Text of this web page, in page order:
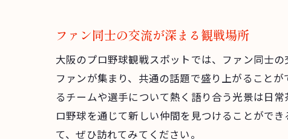
ファン同士の交流が深まる観戦場所
大阪のプロ野球観戦スポットでは、ファン同士
ファンが集まり、共通の話題で盛り上がること
るチームや選手について熱く語り合う光景は日
ロ野球を通じて新しい仲間を見つけることがで
て、ぜひ訪れてみてください。